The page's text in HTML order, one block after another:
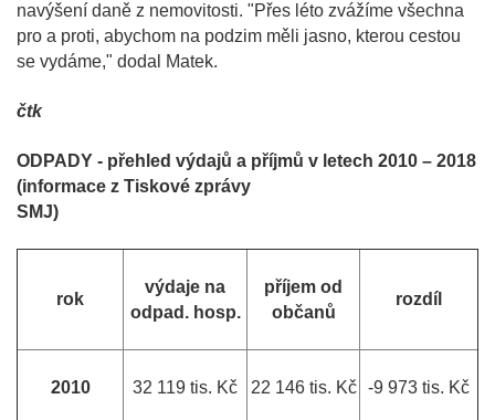
navýšení daně z nemovitosti. "Přes léto zvážíme všechna
pro a proti, abychom na podzim měli jasno, kterou cestou
se vydáme," dodal Matek.
čtk
ODPADY - přehled výdajů a příjmů v letech 2010 – 2018
(informace z Tiskové zprávy
SMJ)
rok
výdaje na
odpad. hosp.
příjem od
občanů
rozdíl
2010 32 119 tis. Kč 22 146 tis. Kč -9 973 tis. Kč